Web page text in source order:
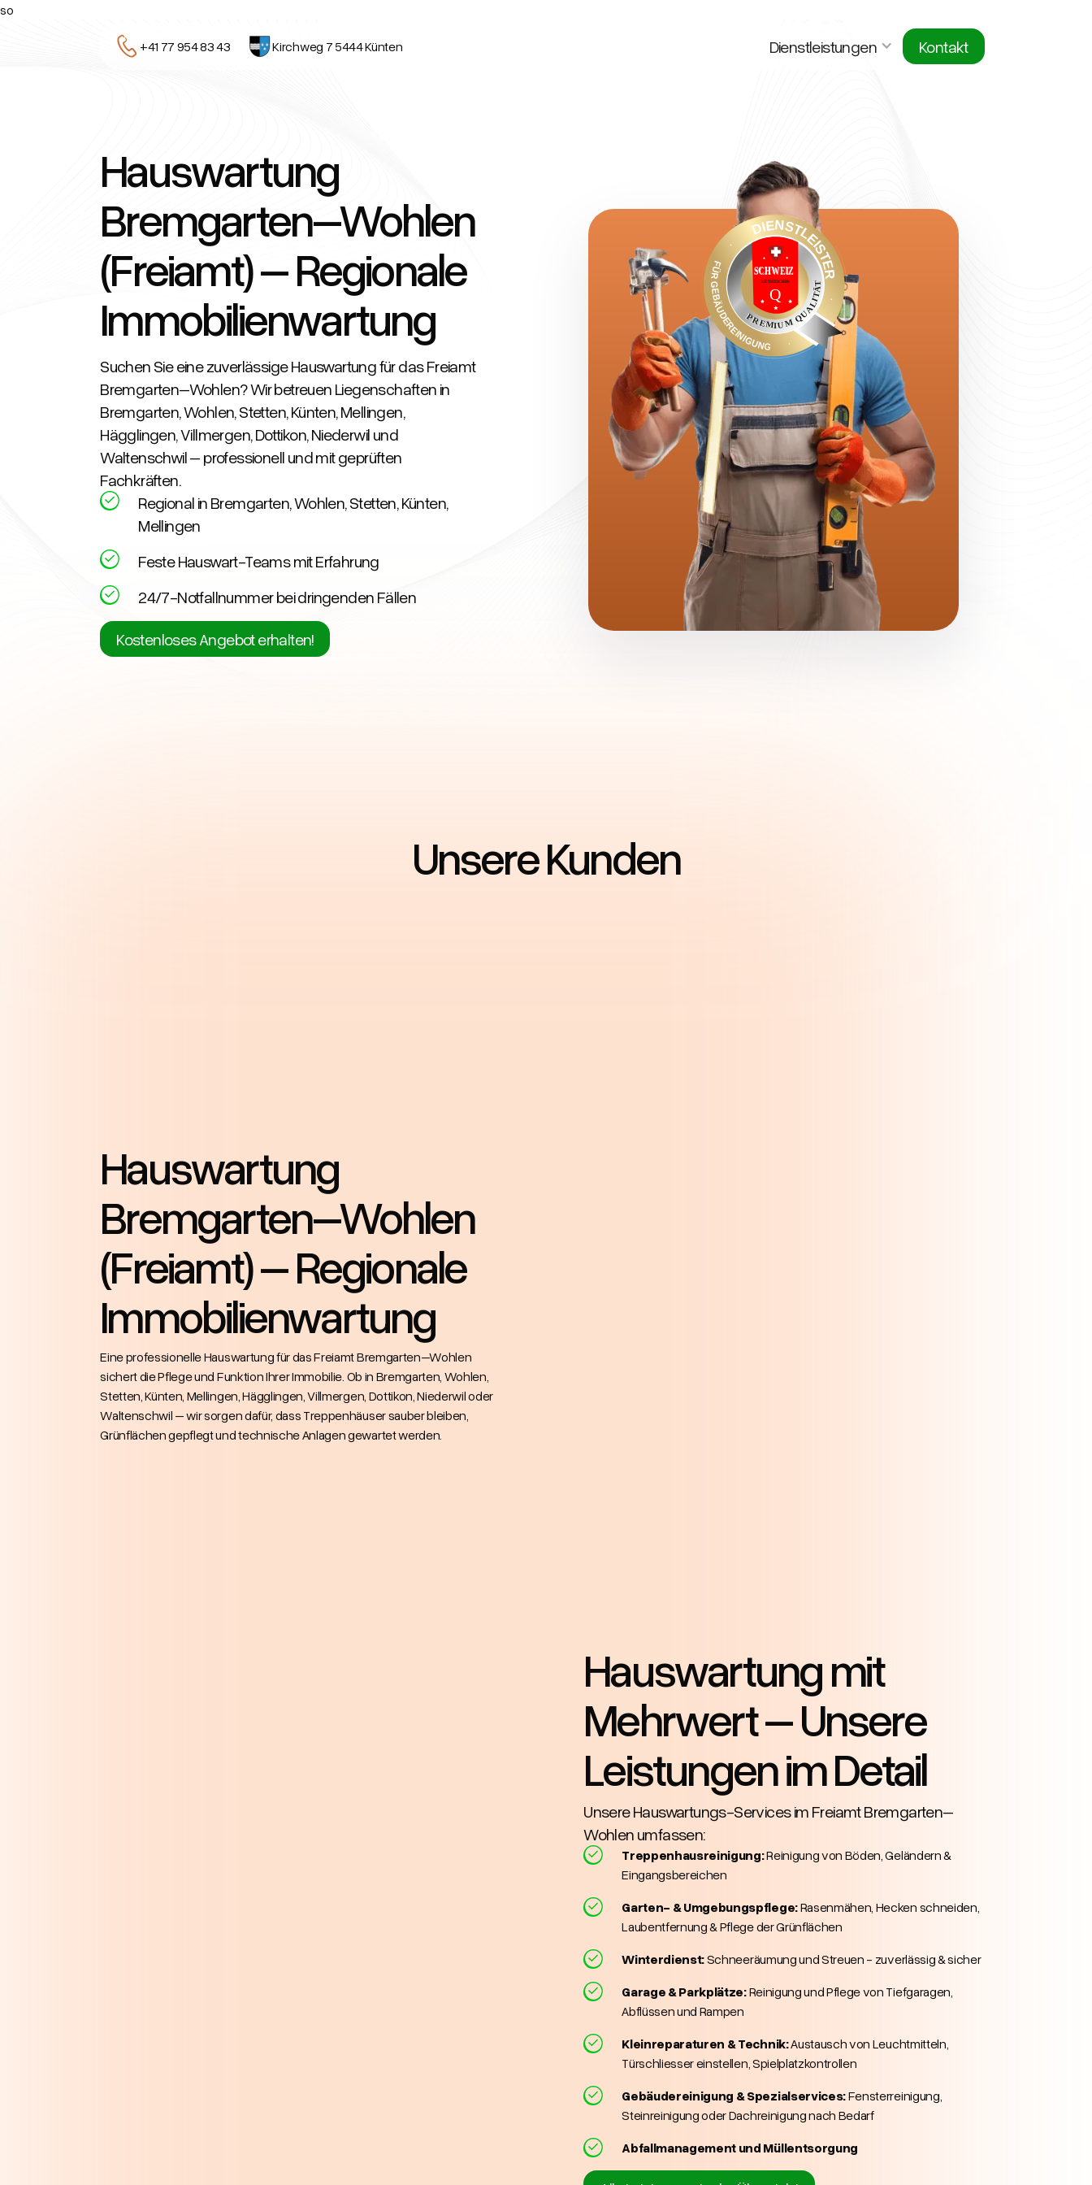
so
+41 77 954 83 43 Kirchweg 7 5444 Künten Dienstleistungen Kontakt
Hauswartung
Bremgarten–Wohlen
(Freiamt) – Regionale
Immobilienwartung
Suchen Sie eine zuverlässige Hauswartung für das Freiamt
Bremgarten–Wohlen? Wir betreuen Liegenschaften in
Bremgarten, Wohlen, Stetten, Künten, Mellingen,
Hägglingen, Villmergen, Dottikon, Niederwil und
Waltenschwil – professionell und mit geprüften
Fachkräften.
Regional in Bremgarten, Wohlen, Stetten, Künten,
Mellingen
Feste Hauswart-Teams mit Erfahrung
24/7-Notfallnummer bei dringenden Fällen
Kostenloses Angebot erhalten!
Unsere Kunden
Hauswartung
Bremgarten–Wohlen
(Freiamt) – Regionale
Immobilienwartung
Eine professionelle Hauswartung für das Freiamt Bremgarten–Wohlen
sichert die Pflege und Funktion Ihrer Immobilie. Ob in Bremgarten, Wohlen,
Stetten, Künten, Mellingen, Hägglingen, Villmergen, Dottikon, Niederwil oder
Waltenschwil – wir sorgen dafür, dass Treppenhäuser sauber bleiben,
Grünflächen gepflegt und technische Anlagen gewartet werden.
Hauswartung mit
Mehrwert – Unsere
Leistungen im Detail
Unsere Hauswartungs-Services im Freiamt Bremgarten–
Wohlen umfassen:
Treppenhausreinigung:Reinigung von Böden, Geländern &
Eingangsbereichen
Garten- & Umgebungspflege:Rasenmähen, Hecken schneiden,
Laubentfernung & Pflege der Grünflächen
Winterdienst:Schneeräumung und Streuen - zuverlässig & sicher
Garage & Parkplätze:Reinigung und Pflege von Tiefgaragen,
Abflüssen und Rampen
Kleinreparaturen & Technik:Austausch von Leuchtmitteln,
Türschliesser einstellen, Spielplatzkontrollen
Gebäudereinigung & Spezialservices:Fensterreinigung,
Steinreinigung oder Dachreinigung nach Bedarf
Abfallmanagement und Müllentsorgung